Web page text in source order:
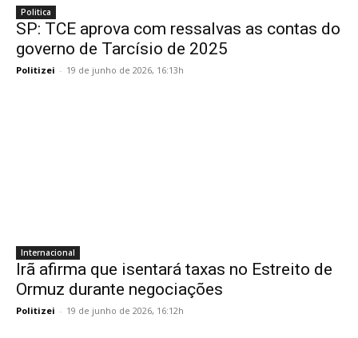
Politica
SP: TCE aprova com ressalvas as contas do
governo de Tarcísio de 2025
Politizei - 19 de junho de 2026, 16:13h
Internacional
Irã afirma que isentará taxas no Estreito de
Ormuz durante negociações
Politizei - 19 de junho de 2026, 16:12h